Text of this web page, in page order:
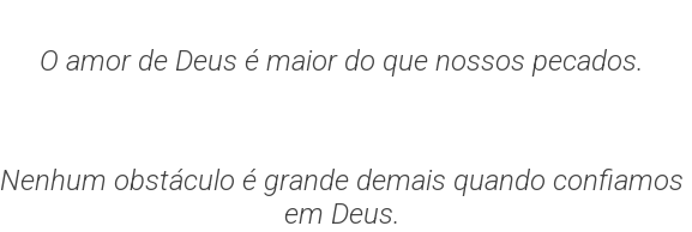
O amor de Deus é maior do que nossos pecados.
Nenhum obstáculo é grande demais quando confiamos
em Deus.